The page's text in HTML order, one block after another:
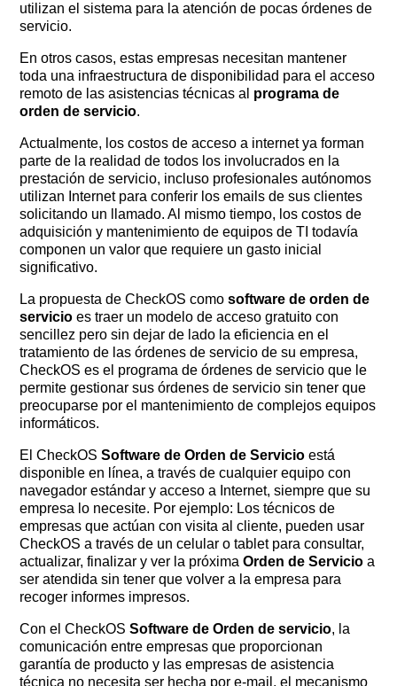
utilizan el sistema para la atención de pocas órdenes de
servicio.
En otros casos, estas empresas necesitan mantener
toda una infraestructura de disponibilidad para el acceso
remoto de las asistencias técnicas al programa de
orden de servicio.
Actualmente, los costos de acceso a internet ya forman
parte de la realidad de todos los involucrados en la
prestación de servicio, incluso profesionales autónomos
utilizan Internet para conferir los emails de sus clientes
solicitando un llamado. Al mismo tiempo, los costos de
adquisición y mantenimiento de equipos de TI todavía
componen un valor que requiere un gasto inicial
significativo.
La propuesta de CheckOS comosoftware de orden de
servicio es traer un modelo de acceso gratuito con
sencillez pero sin dejar de lado la eficiencia en el
tratamiento de las órdenes de servicio de su empresa,
CheckOS es el programa de órdenes de servicio que le
permite gestionar sus órdenes de servicio sin tener que
preocuparse por el mantenimiento de complejos equipos
informáticos.
El CheckOSSoftware de Orden de Servicio está
disponible en línea, a través de cualquier equipo con
navegador estándar y acceso a Internet, siempre que su
empresa lo necesite. Por ejemplo: Los técnicos de
empresas que actúan con visita al cliente, pueden usar
CheckOS a través de un celular o tablet para consultar,
actualizar, finalizar y ver la próximaOrden de Servicio a
ser atendida sin tener que volver a la empresa para
recoger informes impresos.
Con el CheckOSSoftware de Orden de servicio, la
comunicación entre empresas que proporcionan
garantía de producto y las empresas de asistencia
técnica no necesita ser hecha por e-mail, el mecanismo